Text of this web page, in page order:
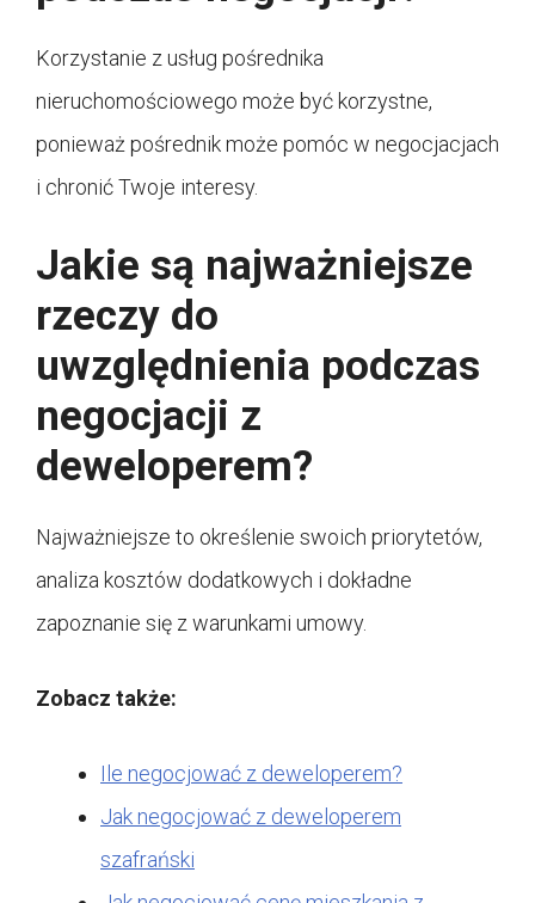
Korzystanie z usług pośrednika
nieruchomościowego może być korzystne,
ponieważ pośrednik może pomóc w negocjacjach
i chronić Twoje interesy.
Jakie są najważniejsze
rzeczy do
uwzględnienia podczas
negocjacji z
deweloperem?
Najważniejsze to określenie swoich priorytetów,
analiza kosztów dodatkowych i dokładne
zapoznanie się z warunkami umowy.
Zobacz także:
Ile negocjować z deweloperem?
Jak negocjować z deweloperem
szafrański